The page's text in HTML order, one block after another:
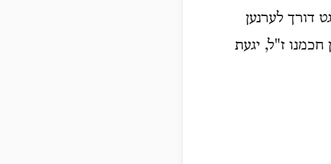
דורך לערנען
ז"ל, יגעת